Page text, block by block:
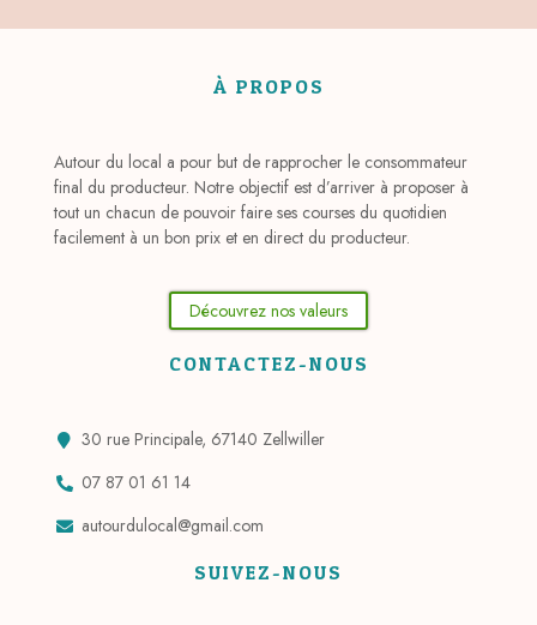
À PROPOS
Autour du local a pour but de rapprocher le consommateur
final du producteur. Notre objectif est d’arriver à proposer à
tout un chacun de pouvoir faire ses courses du quotidien
facilement à un bon prix et en direct du producteur.
Découvrez nos valeurs
CONTACTEZ-NOUS
30 rue Principale, 67140 Zellwiller
07 87 01 61 14
autourdulocal@gmail.com
SUIVEZ-NOUS